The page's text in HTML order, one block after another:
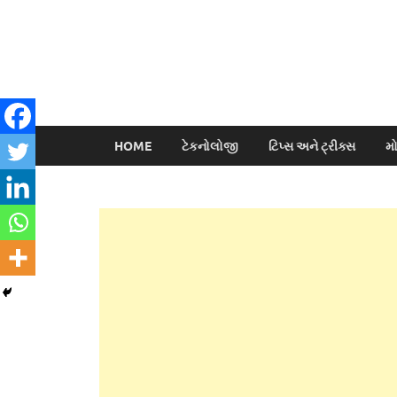
HOME ટેકનોલોજી ટિપ્સ અને ટ્રીક્સ